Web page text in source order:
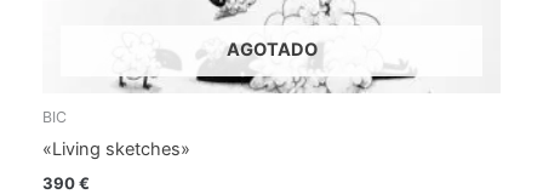
AGOTADO
BIC
«Living sketches»
390€